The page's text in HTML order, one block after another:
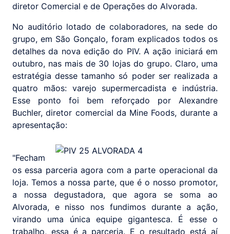
diretor Comercial e de Operações do Alvorada.
No auditório lotado de colaboradores, na sede do
grupo, em São Gonçalo, foram explicados todos os
detalhes da nova edição do PIV. A ação iniciará em
outubro, nas mais de 30 lojas do grupo. Claro, uma
estratégia desse tamanho só poder ser realizada a
quatro mãos: varejo supermercadista e indústria.
Esse ponto foi bem reforçado por Alexandre
Buchler, diretor comercial da Mine Foods, durante a
apresentação:
"Fecham
os essa parceria agora com a parte operacional da
loja. Temos a nossa parte, que é o nosso promotor,
a nossa degustadora, que agora se soma ao
Alvorada, e nisso nos fundimos durante a ação,
virando uma única equipe gigantesca. É esse o
trabalho, essa é a parceria. E o resultado está aí